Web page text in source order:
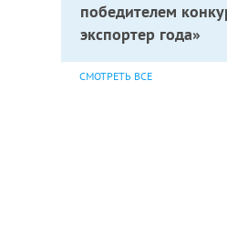
победителем
экспортер года»
СМОТРЕТЬ ВСЕ